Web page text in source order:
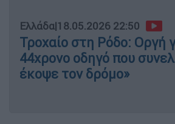
Ελλάδα|18.05.2026 22:50
Τροχαίο στη Ρόδο: Οργή
44χρονο οδηγό που
έκοψε τον δρόμο»